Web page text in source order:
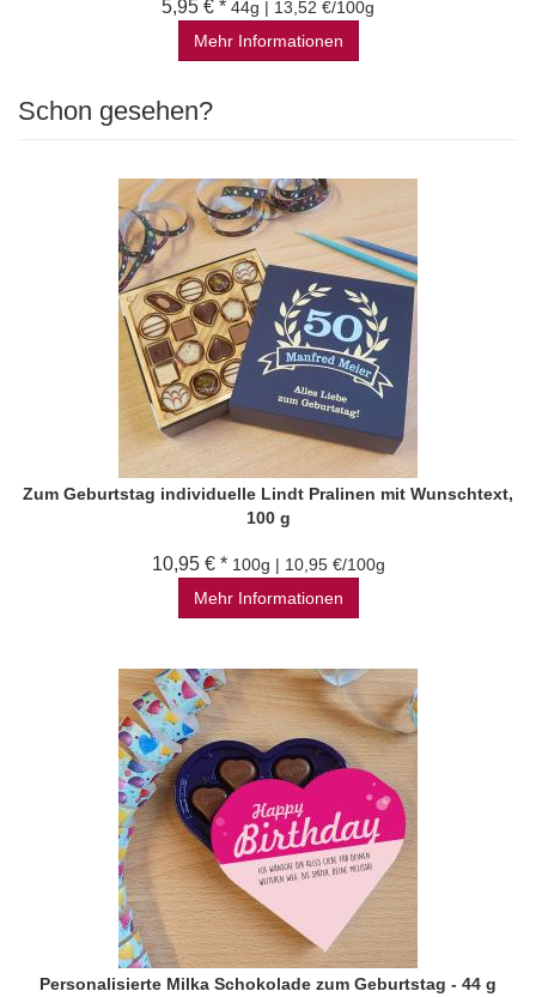
5,95 € * 44g | 13,52 €/100g
Mehr Informationen
Schon gesehen?
Zum Geburtstag individuelle Lindt Pralinen mit Wunschtext,
100 g
10,95 € * 100g | 10,95 €/100g
Mehr Informationen
Personalisierte Milka Schokolade zum Geburtstag - 44 g